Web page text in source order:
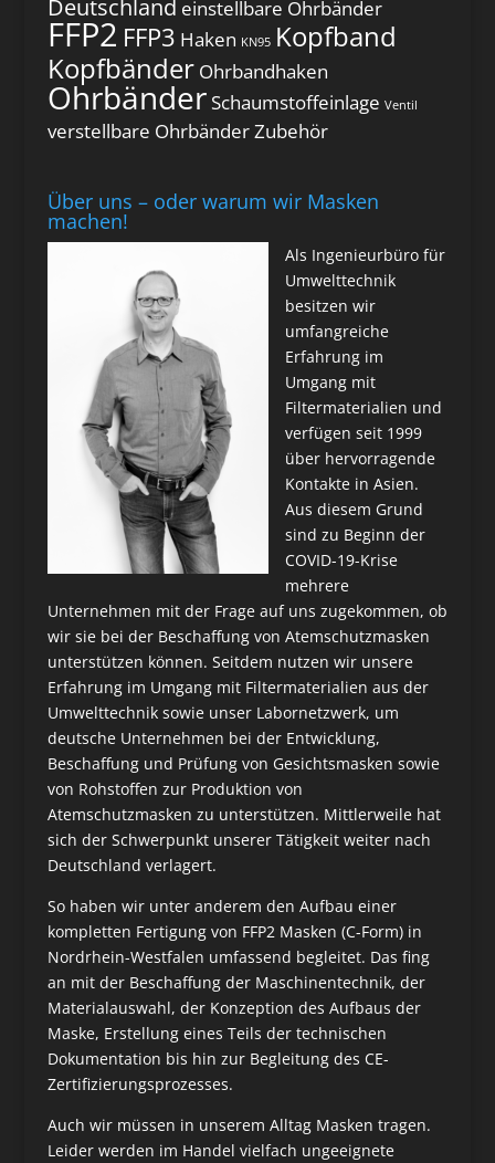
Deutschland einstellbare Ohrbänder
FFP2 FFP3 Haken KN95 Kopfband
Kopfbänder Ohrbandhaken
OhrbänderSchaumstoffeinlage Ventil
verstellbare OhrbänderZubehör
Über uns – oder warum wir Masken
machen!
Als Ingenieurbüro für
Umwelttechnik
besitzen wir
umfangreiche
Erfahrung im
Umgang mit
Filtermaterialien und
verfügen seit 1999
über hervorragende
Kontakte in Asien.
Aus diesem Grund
sind zu Beginn der
COVID-19-Krise
mehrere
Unternehmen mit der Frage auf uns zugekommen, ob
wir sie bei der Beschaffung von Atemschutzmasken
unterstützen können. Seitdem nutzen wir unsere
Erfahrung im Umgang mit Filtermaterialien aus der
Umwelttechnik sowie unser Labornetzwerk, um
deutsche Unternehmen bei der Entwicklung,
Beschaffung und Prüfung von Gesichtsmasken sowie
von Rohstoffen zur Produktion von
Atemschutzmasken zu unterstützen. Mittlerweile hat
sich der Schwerpunkt unserer Tätigkeit weiter nach
Deutschland verlagert.
So haben wir unter anderem den Aufbau einer
kompletten Fertigung von FFP2 Masken (C-Form) in
Nordrhein-Westfalen umfassend begleitet. Das fing
an mit der Beschaffung der Maschinentechnik, der
Materialauswahl, der Konzeption des Aufbaus der
Maske, Erstellung eines Teils der technischen
Dokumentation bis hin zur Begleitung des CE-
Zertifizierungsprozesses.
Auch wir müssen in unserem Alltag Masken tragen.
Leider werden im Handel vielfach ungeeignete